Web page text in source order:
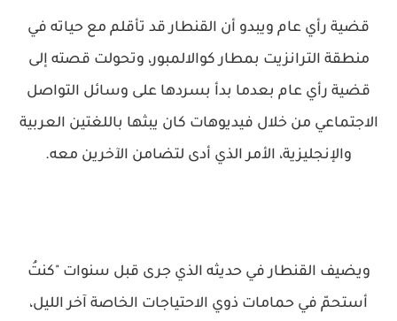
قضية رأي عام ويبدو أن القنطار قد تأقلم مع حياته في
منطقة الترانزيت بمطار كوالالمبور، وتحولت قصته إلى
قضية رأي عام بعدما بدأ بسردها على وسائل التواصل
الاجتماعي من خلال فيديوهات كان يبثها باللغتين العربية
والإنجليزية، الأمر الذي أدى لتضامن الآخرين معه.
ويضيف القنطار في حديثه الذي جرى قبل سنوات "كنتُ
أستحمّ في حمامات ذوي الاحتياجات الخاصة آخر الليل،